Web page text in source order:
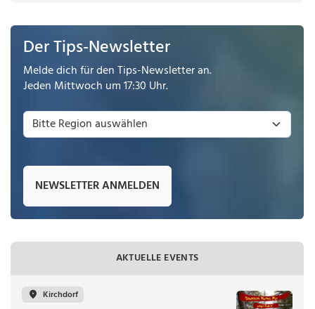
Der Tips-Newsletter
Melde dich für den Tips-Newsletter an.
Jeden Mittwoch um 17:30 Uhr.
NEWSLETTER ANMELDEN
AKTUELLE EVENTS
Kirchdorf